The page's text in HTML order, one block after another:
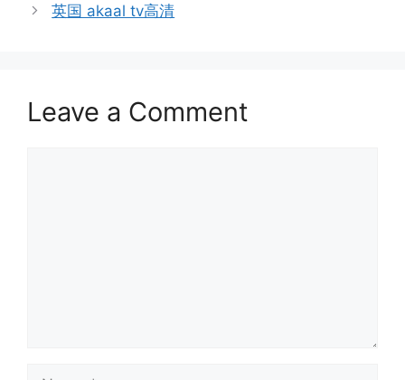
英国 akaal tv高清
Leave a Comment